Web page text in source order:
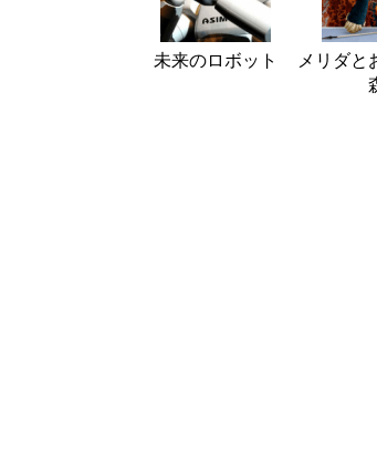
未来のロボット
メリダと